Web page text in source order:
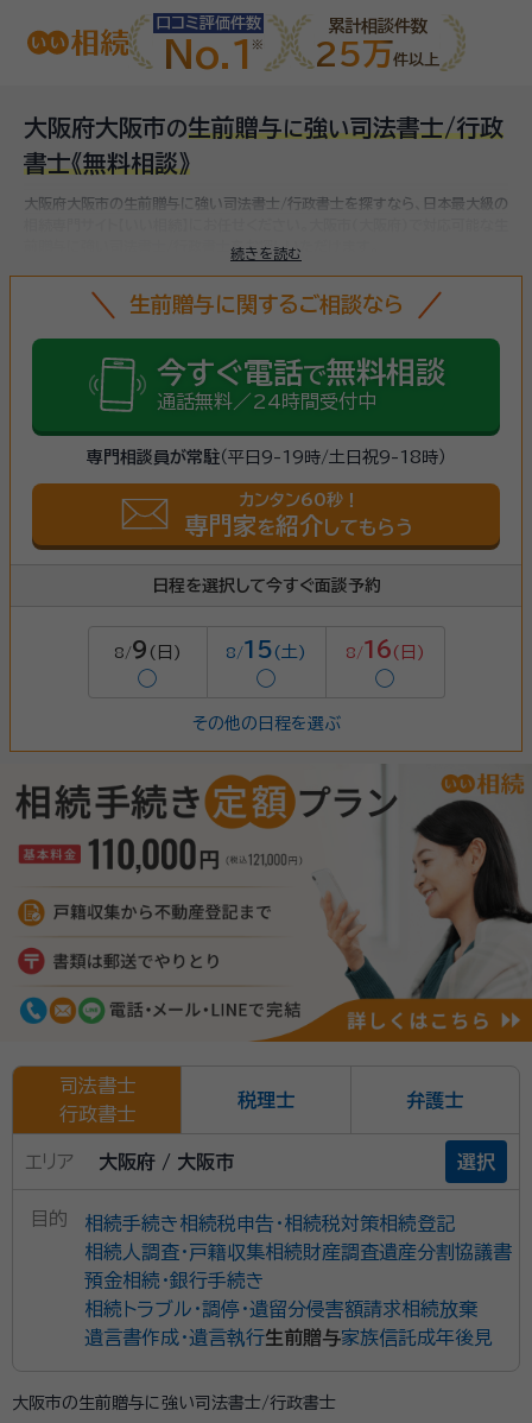
口コミ評価件数
No.1
累計相談件数
25万件以上
大阪府大阪市の生前贈与に強い司法書士/行政
書士《無料相談》
続きを読む
大阪府大阪市の生前贈与に強い司法書士/行政書士を探すなら、日本最大級の
前贈与に強い司法書士/行政書士をお探しいただけます。
生前贈与に関するご相談なら
今すぐ電話で無料相談
通話無料／24時間受付中
専門相談員が常駐（平日9-19時/土日祝9-18時）
カンタン60秒！
専門家を紹介 してもらう
日程を選択して今すぐ面談予約
8/9 (日)
◯
8/15(土)
◯
8/16 (日)
◯
その他の日程を選ぶ
司法書士
行政書士
税理士 弁護士
エリア 大阪府 / 大阪市 選択
目的 相続手続き相続税申告・相続税対策相続登記
相続人調査・戸籍収集相続財産調査遺産分割協議書
預金相続・銀行手続き
相続トラブル・調停・遺留分侵害額請求相続放棄
遺言書作成・遺言執行生前贈与家族信託成年後見
大阪市の生前贈与に強い司法書士/行政書士